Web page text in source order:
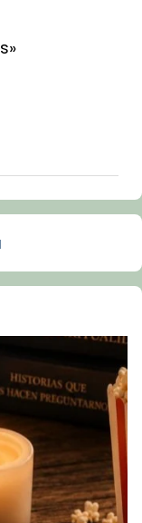
Fa gairebé
la
news/2026-
viaje-